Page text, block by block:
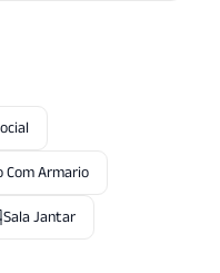
Armario
Sala Jantar